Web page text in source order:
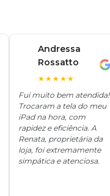
Andressa
Rossatto
★★★★★
Fui muito bem atendida!
Trocaram a tela do meu
iPad na hora, com
rapidez e eficiência. A
Renata, proprietária da
loja, foi extremamente
simpática e atenciosa.